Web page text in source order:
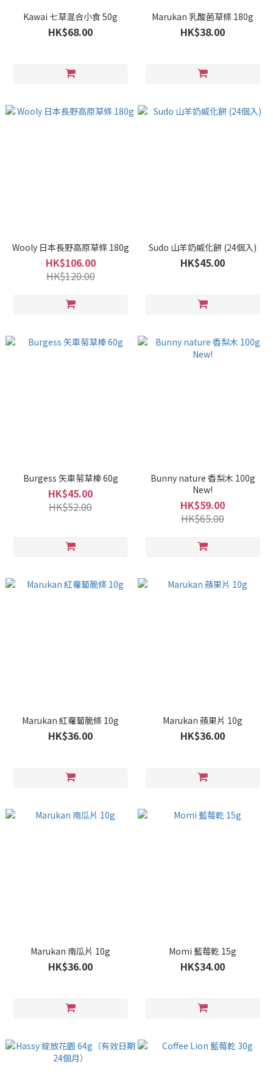
Kawai 七草混合小食 50g
HK$68.00
Marukan 乳酸菌草條 180g
HK$38.00
Wooly 日本長野高原草條 180g
HK$106.00
HK$120.00
Sudo 山羊奶威化餅 (24個入)
HK$45.00
Burgess 矢車菊草棒 60g
HK$45.00
HK$52.00
Bunny nature 香梨木 100g
New!
HK$59.00
HK$65.00
Marukan 紅蘿蔔脆條 10g
HK$36.00
Marukan 蘋果片 10g
HK$36.00
Marukan 南瓜片 10g
HK$36.00
Momi 藍莓乾 15g
HK$34.00